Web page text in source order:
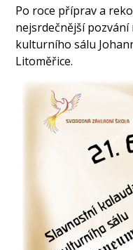
Po roce příprav a
nejsrdečnější
kulturního sálu
Litoměřice.